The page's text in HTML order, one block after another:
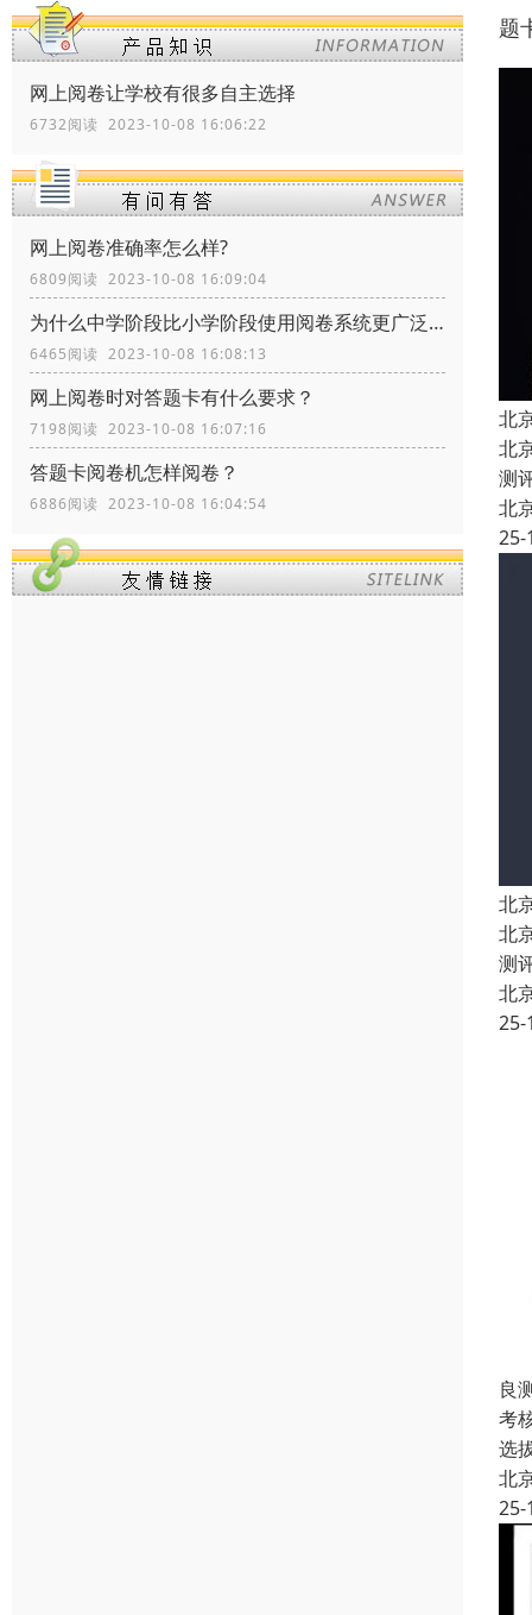
网上阅卷让学校有很多自主选择
6732阅读 2023-10-08 16:06:22
网上阅卷准确率怎么样?
6809阅读 2023-10-08 16:09:04
为什么中学阶段比小学阶段使用阅卷系统更广泛？
6465阅读 2023-10-08 16:08:13
网上阅卷时对答题卡有什么要求？
7198阅读 2023-10-08 16:07:16
答题卡阅卷机怎样阅卷？
6886阅读 2023-10-08 16:04:54
题
北
北
测
北
25-
北
北
测
北
25-
良
考
选
北
25-